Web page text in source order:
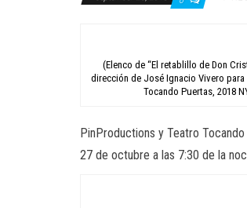
(Elenco de “El retablillo de Don
dirección de José Ignacio Vivero
Tocando Puertas, 2018
PinProductions y Teatro
27 de octubre a las 7:30 de la